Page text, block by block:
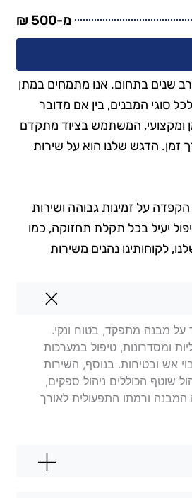
מ-500 ₪
רב שנים בתחום. אנו מתמחים במתן
סוגי המבנים, בין אם מדובר
ומקצועי, המשתמש בציוד מתקדם
זמן. הדגש שלנו הוא על שירות
על זמינות גבוהה ושירות
יעיל בכל תקלת תחזוקה, כמו
לקוחותינו נהנים משירות
על מבנה מתפקד, בטוח ונקי.
ומסדרונות, טיפול במערכות
אש ובטיחות. בנוסף, השירות
שוטף הכוללים ניהול ספקים,
המבנה ורמתו התפעולית לאורך